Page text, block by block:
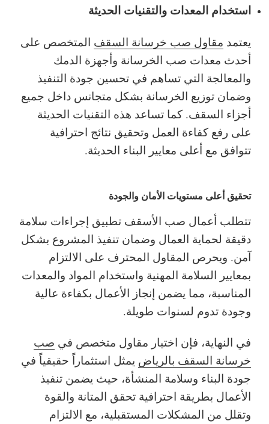
استخدام المعدات والتقنيات الحديثة
يعتمد مقاول صب خرسانة السقف المتخصص على
أحدث معدات صب الخرسانة وأجهزة الدمك
والمعالجة التي تساهم في تحسين جودة التنفيذ
وضمان توزيع الخرسانة بشكل متجانس داخل جميع
أجزاء السقف. كما تساعد هذه التقنيات الحديثة
على رفع كفاءة العمل وتحقيق نتائج احترافية
تتوافق مع أعلى معايير البناء الحديثة.
تحقيق أعلى مستويات الأمان والجودة
تتطلب أعمال صب الأسقف تطبيق إجراءات سلامة
دقيقة لحماية العمال وضمان تنفيذ المشروع بشكل
آمن. ويحرص المقاول المحترف على الالتزام
بمعايير السلامة المهنية واستخدام المواد والمعدات
المناسبة، مما يضمن إنجاز الأعمال بكفاءة عالية
وجودة تدوم لسنوات طويلة.
في النهاية، فإن اختيار مقاول متخصص في صب
خرسانة السقف بالرياض يمثل استثماراً حقيقياً في
جودة البناء وسلامة المنشأة، حيث يضمن تنفيذ
الأعمال بطريقة احترافية تحقق المتانة والقوة
وتقلل من المشكلات المستقبلية، مع الالتزام